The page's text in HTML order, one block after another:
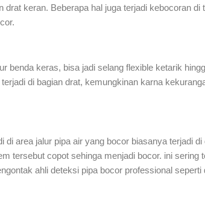
keran. Beberapa hal juga terjadi kebocoran
benda keras, bisa jadi selang flexible ketarik
di bagian drat, kemungkinan karna
area jalur pipa air yang bocor biasanya terjadi
tersebut copot sehinga menjadi bocor. ini sering
ahli deteksi pipa bocor professional seperti